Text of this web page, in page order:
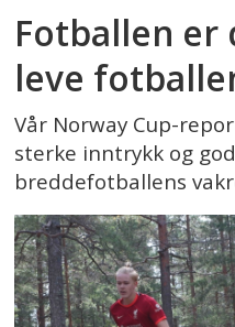
Fotballen er
leve
Vår Norway Cup-
sterke inntrykk og
breddefotballens